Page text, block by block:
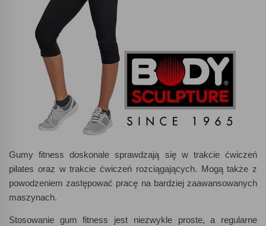
Gumy fitness doskonale sprawdzają się w trakcie ćwiczeń
pilates oraz w trakcie ćwiczeń rozciągających. Mogą także z
powodzeniem zastępować pracę na bardziej zaawansowanych
maszynach.
Stosowanie gum fitness jest niezwykle proste, a regularne